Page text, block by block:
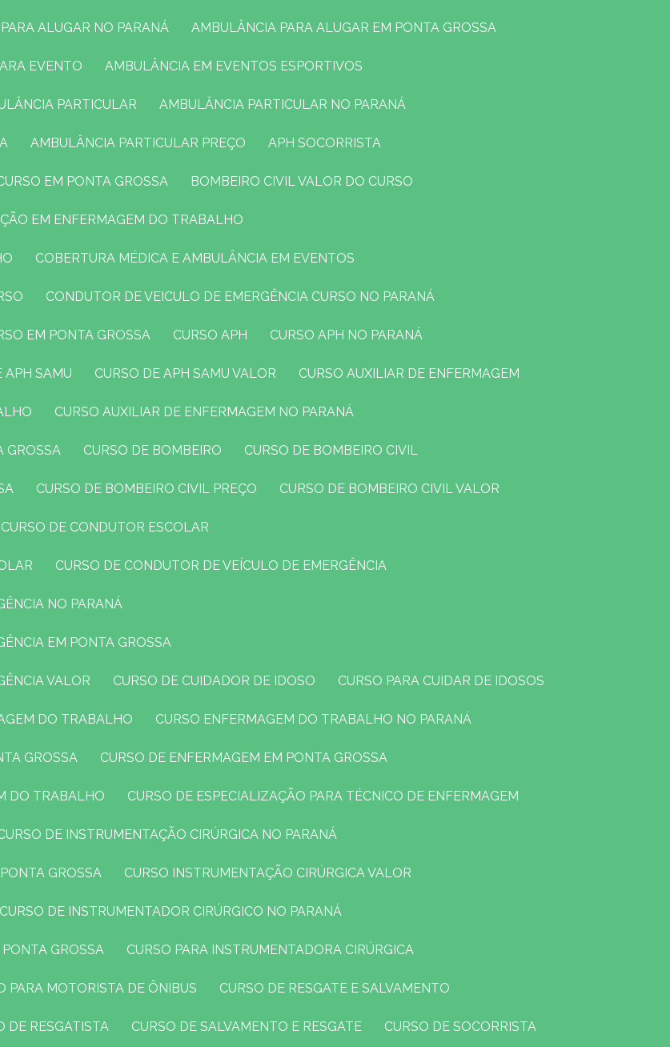
PARA ALUGAR NO PARANÁ AMBULÂNCIA PARA ALUGAR EM PONTA GROSSA
EVENTO AMBULÂNCIA EM EVENTOS ESPORTIVOS
PARTICULAR AMBULÂNCIA PARTICULAR NO PARANÁ
AMBULÂNCIA PARTICULAR PREÇO APH SOCORRISTA
EM PONTA GROSSA BOMBEIRO CIVIL VALOR DO CURSO
EM ENFERMAGEM DO TRABALHO
COBERTURA MÉDICA E AMBULÂNCIA EM EVENTOS
CONDUTOR DE VEICULO DE EMERGÊNCIA CURSO NO PARANÁ
EM PONTA GROSSA CURSO APH CURSO APH NO PARANÁ
APH SAMU CURSO DE APH SAMU VALOR CURSO AUXILIAR DE ENFERMAGEM
CURSO AUXILIAR DE ENFERMAGEM NO PARANÁ
GROSSA CURSO DE BOMBEIRO CURSO DE BOMBEIRO CIVIL
CURSO DE BOMBEIRO CIVIL PREÇO CURSO DE BOMBEIRO CIVIL VALOR
CURSO DE CONDUTOR ESCOLAR
CURSO DE CONDUTOR DE VEÍCULO DE EMERGÊNCIA
NO PARANÁ
EM PONTA GROSSA
VALOR CURSO DE CUIDADOR DE IDOSO CURSO PARA CUIDAR DE IDOSOS
DO TRABALHO CURSO ENFERMAGEM DO TRABALHO NO PARANÁ
GROSSA CURSO DE ENFERMAGEM EM PONTA GROSSA
DO TRABALHO CURSO DE ESPECIALIZAÇÃO PARA TÉCNICO DE ENFERMAGEM
CURSO DE INSTRUMENTAÇÃO CIRÚRGICA NO PARANÁ
GROSSA CURSO INSTRUMENTAÇÃO CIRÚRGICA VALOR
CURSO DE INSTRUMENTADOR CIRÚRGICO NO PARANÁ
PONTA GROSSA CURSO PARA INSTRUMENTADORA CIRÚRGICA
PARA MOTORISTA DE ÔNIBUS CURSO DE RESGATE E SALVAMENTO
DE RESGATISTA CURSO DE SALVAMENTO E RESGATE CURSO DE SOCORRISTA